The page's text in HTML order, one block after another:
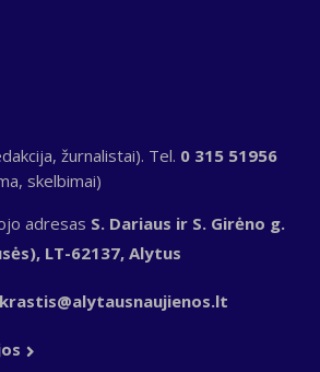
žurnalistai). Tel. 0 315 51956
skelbimai)
adresas S. Dariaus ir S. Girėno g.
LT-62137, Alytus